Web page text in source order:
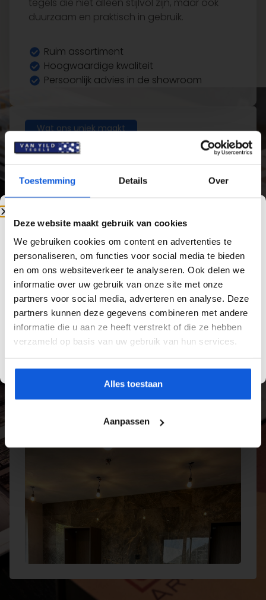
Toestemming Details Over
Deze website maakt gebruik van cookies
We gebruiken cookies om content en advertenties te
personaliseren, om functies voor social media te bieden
en om ons websiteverkeer te analyseren. Ook delen we
informatie over uw gebruik van onze site met onze
partners voor social media, adverteren en analyse. Deze
partners kunnen deze gegevens combineren met andere
informatie die u aan ze heeft verstrekt of die ze hebben
verzameld op basis van uw gebruik van hun services.
Alles toestaan
Aanpassen
Ruim assortiment
Wat ons uniek maakt
Wat zijn de voordelen van
Kiezen voorwandtegels kopen
kwaliteit, een ruime keuze en tegels die lang
mooi blijven. Onze tegels zijn duurzaam,
onderhoudsvriendelijk en geschikt voor
uiteenlopende toepassingen in huis én tuin.
Bij Van Yild Tegels vindt u wandtegels kopenin
diverse stijlen, formaten en afwerkingen. Of u
nu zoekt naar tegels voor de badkamer,
keuken, binnenruimte of buitenproject: wij
helpen u de juiste tegel te kiezen. In onze
bekijken en ontvangt u persoonlijk advies,
zodat uw keuze perfect aansluit bij uw wensen